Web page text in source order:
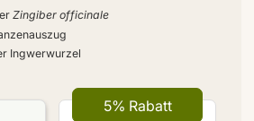
Zingiber officinale
Ingwerwurzel
5% Rabatt